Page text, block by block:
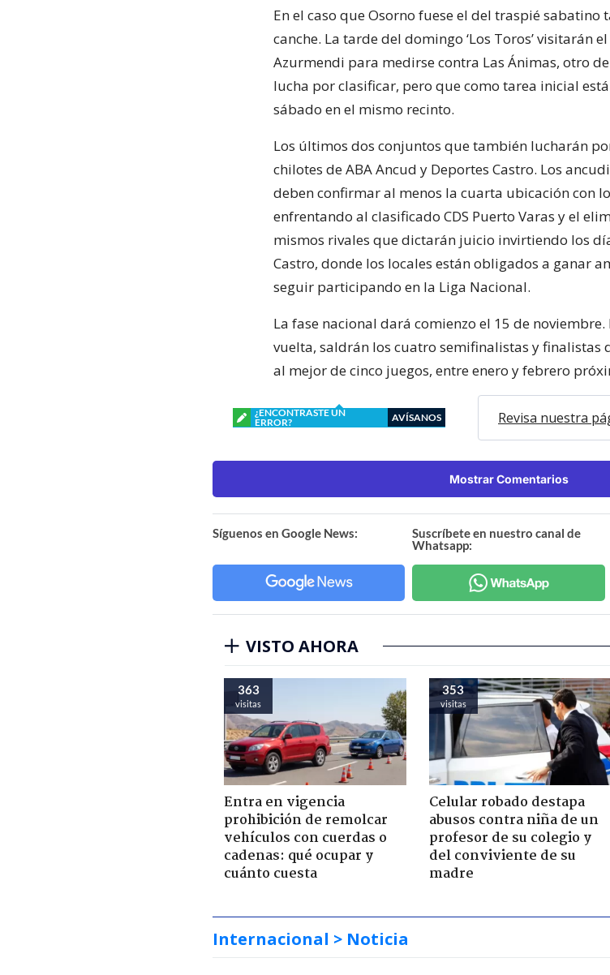
En el caso que Osorno fuese el del traspié
canche. La tarde del domingo ‘Los Toros’ visitarán
Azurmendi para medirse contra Las Ánimas, otro
lucha por clasificar, pero que como tarea inicial
sábado en el mismo recinto.
Los últimos dos conjuntos que también lucharán
chilotes de ABA Ancud y Deportes Castro. Los
deben confirmar al menos la cuarta ubicación con
enfrentando al clasificado CDS Puerto Varas y el
mismos rivales que dictarán juicio invirtiendo los
Castro, donde los locales están obligados a ganar
seguir participando en la Liga Nacional.
La fase nacional dará comienzo el 15 de
vuelta, saldrán los cuatro semifinalistas y finalistas
al mejor de cinco juegos, entre enero y febrero
¿ENCONTRASTE UN
ERROR?
AVÍSANOS Revisa nuestra
Mostrar Comentarios
Síguenos en Google News:
Suscríbete en nuestro canal de
Whatsapp:
VISTO AHORA
363
visitas
Entra en vigencia
prohibición de remolcar
vehículos con cuerdas o
cadenas: qué ocupar y
cuánto cuesta
353
visitas
Celular robado destapa
abusos contra niña de un
profesor de su colegio y
del conviviente de su
madre
Internacional > Noticia